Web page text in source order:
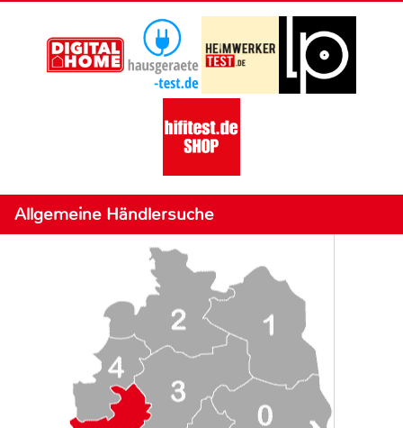
Allgemeine Händlersuche